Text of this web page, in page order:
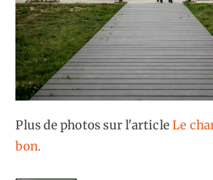
Plus de photos sur l'articleLe
bon.